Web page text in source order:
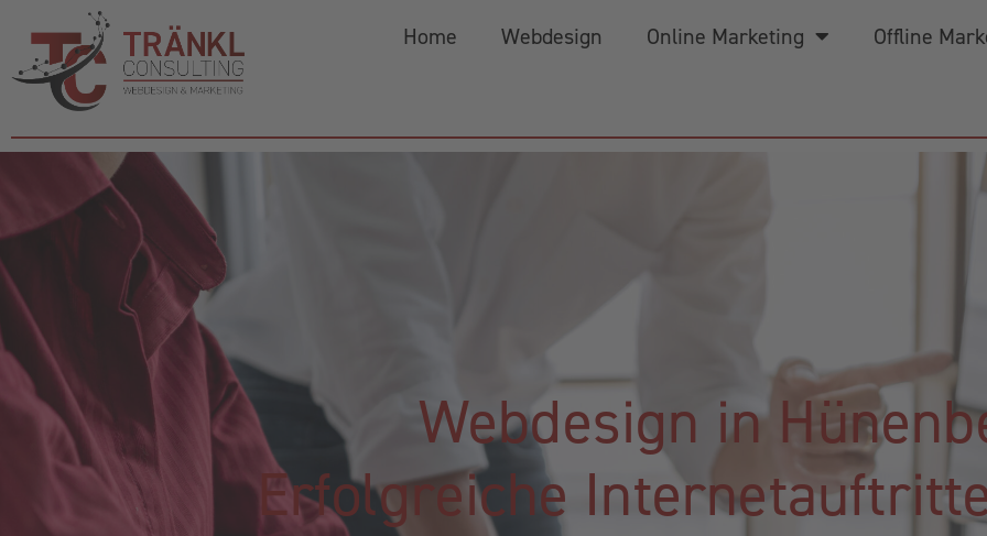
Home Webdesign Online Marketing Offline
Webdesign in
Erfolgreiche